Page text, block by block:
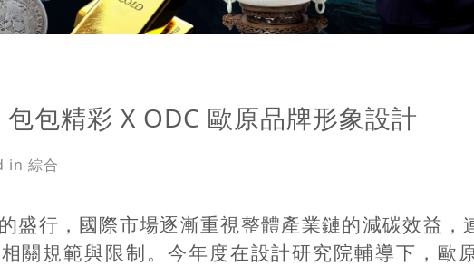
包精彩 X ODC 歐原品牌形象設計
in 綜合
盛行，國際市場逐漸重視整體產業鏈的減碳效益，
關規範與限制。今年度在設計研究院輔導下，歐